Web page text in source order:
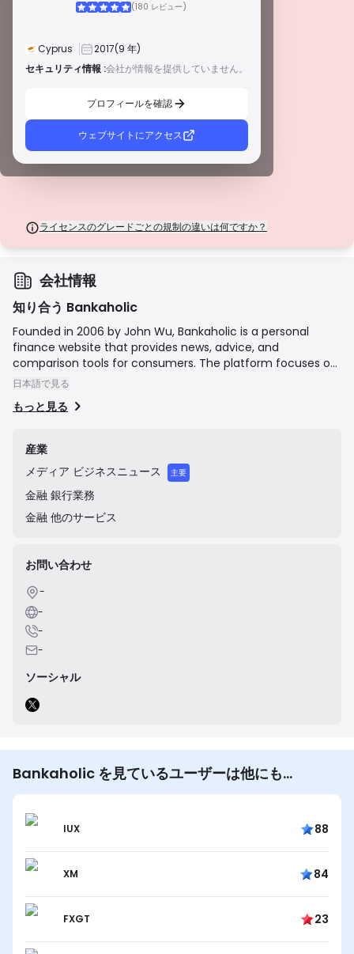
(180 レビュー)
Cyprus 2017(9 年)
セキュリティ情報 :会社が情報を提供していません。
プロフィールを確認
ウェブサイトにアクセス
警告
潜在的なリスクにご注意ください！
ライセンスのグレードごとの規制の違いは何ですか？
世界的に有名な規制当局によって発行されたこれらのライセンスは、厳格な
ほど厳格ではありませんが、信頼できる地域保護を提供します。
新興市場の規制当局によって発行されたこれらのライセンスは、最低資本要
件やAMLポリシーなどの基本的な保護を提供します。監督はそれほど厳格で
はないため、トレーダーは注意して安全対策を確認する必要があります。
D級ライセンス
会社情報
知り合う Bankaholic
Founded in 2006 by John Wu, Bankaholic is a personal
finance website that provides news, advice, and
comparison tools for consumers. The platform focuses on
banking products such as high-yield savings accounts,
accounts, aiming to help users find the best rates and
acquired by Bankrate, Inc. in 2008, which was subsequently
acquired by Red Ventures, the current parent company.
日本語で見る
もっと見る
産業
メディア ビジネスニュース 主要
金融 銀行業務
金融 他のサービス
お問い合わせ
-
-
-
-
ソーシャル
Bankaholic を見ているユーザーは他にも…
IUX 88
XM 84
FXGT 23